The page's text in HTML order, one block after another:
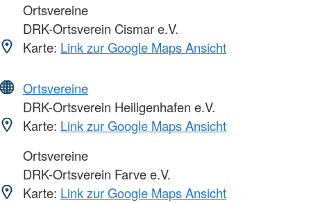
Ortsvereine
DRK-Ortsverein Cismar e.V.
Karte: Link zur Google Maps Ansicht
Ortsvereine
DRK-Ortsverein Heiligenhafen e.V.
Karte: Link zur Google Maps Ansicht
Ortsvereine
DRK-Ortsverein Farve e.V.
Karte: Link zur Google Maps Ansicht